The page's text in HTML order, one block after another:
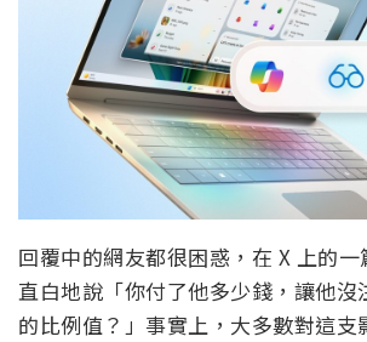
回覆中的網友都很困惑，在 X 上的
直白地說「你付了他多少錢，讓他沒
的比例值？」事實上，大多數對這支